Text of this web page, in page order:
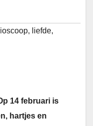
, liefde,
14 februari is
hartjes en